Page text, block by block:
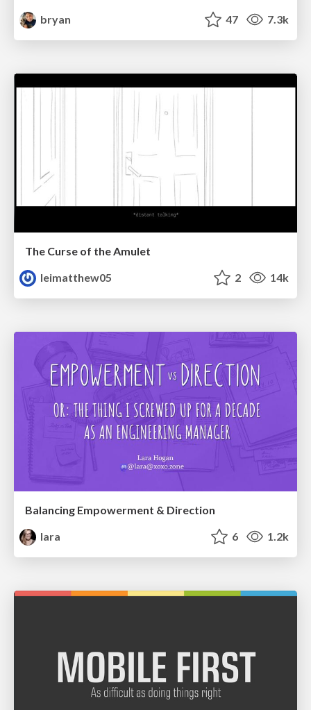
bryan
47 7.3k
The Curse of the Amulet
leimatthew05
2 14k
Balancing Empowerment & Direction
lara
6 1.2k